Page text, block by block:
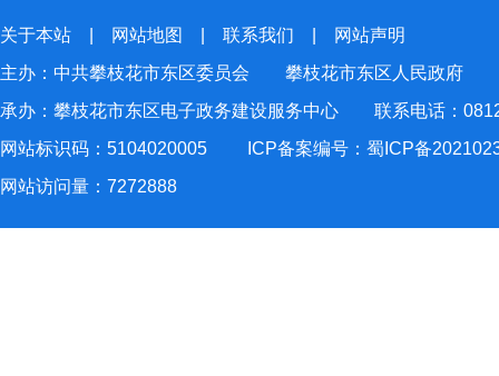
关于本站 网站地图 联系我们
网站声明
主办：中共攀枝花市东区委员会 攀枝花市东区人民政府
承办：攀枝花市东区电子政务建设服务中心 联系电话：
网站标识码：5104020005
ICP备案编号：蜀ICP备
网站访问量： 7272888